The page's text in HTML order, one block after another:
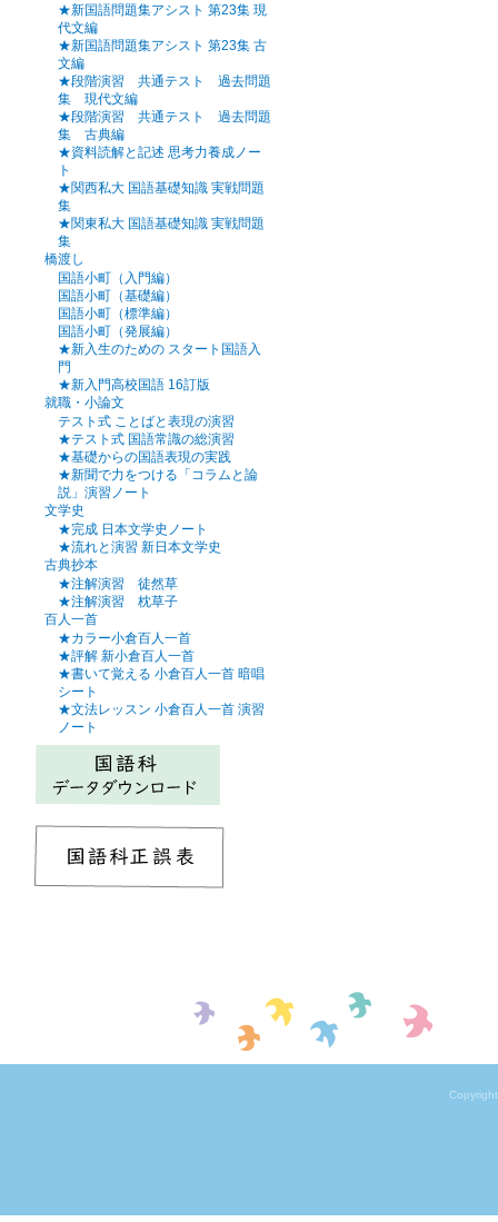
★新国語問題集アシスト 第23集 現
代文編
★新国語問題集アシスト 第23集 古
文編
★段階演習 共通テスト 過去問題
集 現代文編
★段階演習 共通テスト 過去問題
集 古典編
★資料読解と記述 思考力養成ノー
ト
★関西私大 国語基礎知識 実戦問題
集
★関東私大 国語基礎知識 実戦問題
集
橋渡し
国語小町（入門編）
国語小町（基礎編）
国語小町（標準編）
国語小町（発展編）
★新入生のための スタート国語入
門
★新入門高校国語 16訂版
就職・小論文
テスト式 ことばと表現の演習
★テスト式 国語常識の総演習
★基礎からの国語表現の実践
★新聞で力をつける「コラムと論
説」演習ノート
文学史
★完成 日本文学史ノート
★流れと演習 新日本文学史
古典抄本
★注解演習 徒然草
★注解演習 枕草子
百人一首
★カラー小倉百人一首
★評解 新小倉百人一首
★書いて覚える 小倉百人一首 暗唱
シート
★文法レッスン 小倉百人一首 演習
ノート